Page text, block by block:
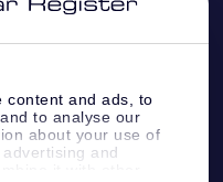
content and ads, to
to analyse our
about your use of
and